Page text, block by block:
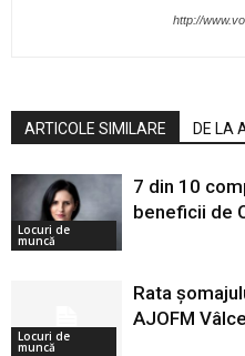
http://
ARTICOLE SIMILARE DE LA
Locuri de
muncă
7 din 10
beneficii de
Locuri de
muncă
Rata
AJOFM